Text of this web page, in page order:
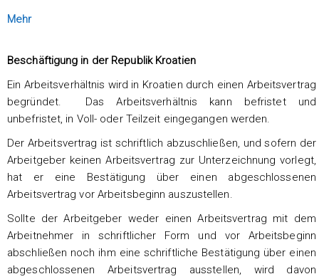
Mehr
Beschäftigung in der Republik Kroatien
Ein Arbeitsverhältnis wird in Kroatien durch einen Arbeitsvertrag
begründet. Das Arbeitsverhältnis kann befristet und
unbefristet, in Voll- oder Teilzeit eingegangen werden.
Der Arbeitsvertrag ist schriftlich abzuschließen, und sofern der
Arbeitgeber keinen Arbeitsvertrag zur Unterzeichnung vorlegt,
hat er eine Bestätigung über einen abgeschlossenen
Arbeitsvertrag vor Arbeitsbeginn auszustellen.
Sollte der Arbeitgeber weder einen Arbeitsvertrag mit dem
Arbeitnehmer in schriftlicher Form und vor Arbeitsbeginn
abschließen noch ihm eine schriftliche Bestätigung über einen
abgeschlossenen Arbeitsvertrag ausstellen, wird davon